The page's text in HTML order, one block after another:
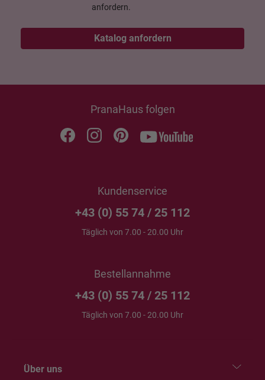
anfordern.
Katalog anfordern
PranaHaus folgen
Kundenservice
+43 (0) 55 74 / 25 112
Täglich von 7.00 - 20.00 Uhr
Bestellannahme
+43 (0) 55 74 / 25 112
Täglich von 7.00 - 20.00 Uhr
Über uns